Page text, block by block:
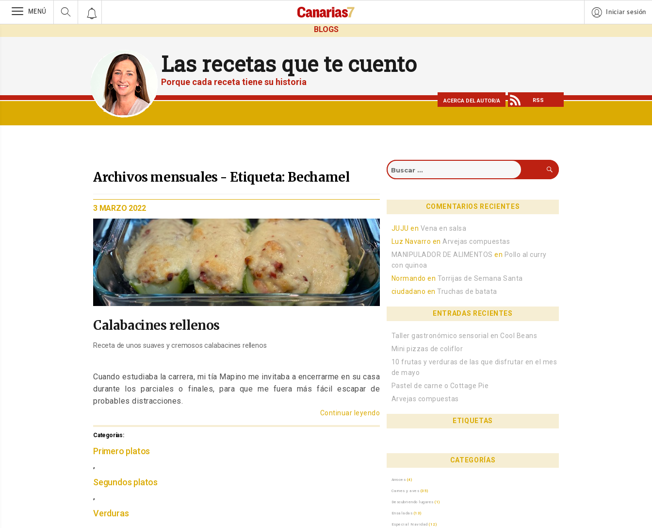
>
MENÚ Iniciar sesión
BLOGS
Las recetas que te cuento
Porque cada receta tiene su historia
ACERCA DEL AUTOR/A RSS
Archivos mensuales - Etiqueta: Bechamel
PUBLICADO
EL
3 MARZO 2022
Calabacines rellenos
Receta de unos suaves y cremosos calabacines rellenos
Cuando estudiaba la carrera, mi tía Mapino me invitaba a encerrarme en su casa
durante los parciales o finales, para que me fuera más fácil escapar de
probables distracciones.
Continuar leyendo «Calabacines rellenos»
Categorías:Categorías
Primero platos
,
Segundos platos
,
Verduras
Buscar
por:
Buscar
COMENTARIOS RECIENTES
JUJU en Vena en salsa
Luz Navarro enArvejas compuestas
MANIPULADOR DE ALIMENTOS en Pollo al curry
con quinoa
Normando en Torrijas de Semana Santa
ciudadano enTruchas de batata
ENTRADAS RECIENTES
Taller gastronómico sensorial en Cool Beans
Mini pizzas de coliflor
10 frutas y verduras de las que disfrutar en el mes
de mayo
Pastel de carne o Cottage Pie
Arvejas compuestas
ETIQUETAS
CATEGORÍAS
Arroces (4)
Carnes y aves (35)
Descubriendo lugares (1)
Ensaladas (13)
Especial Navidad (12)